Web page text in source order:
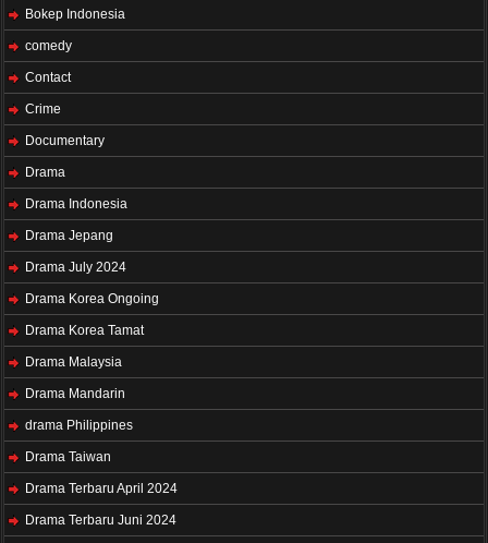
Bokep Indonesia
comedy
Contact
Crime
Documentary
Drama
Drama Indonesia
Drama Jepang
Drama July 2024
Drama Korea Ongoing
Drama Korea Tamat
Drama Malaysia
Drama Mandarin
drama Philippines
Drama Taiwan
Drama Terbaru April 2024
Drama Terbaru Juni 2024